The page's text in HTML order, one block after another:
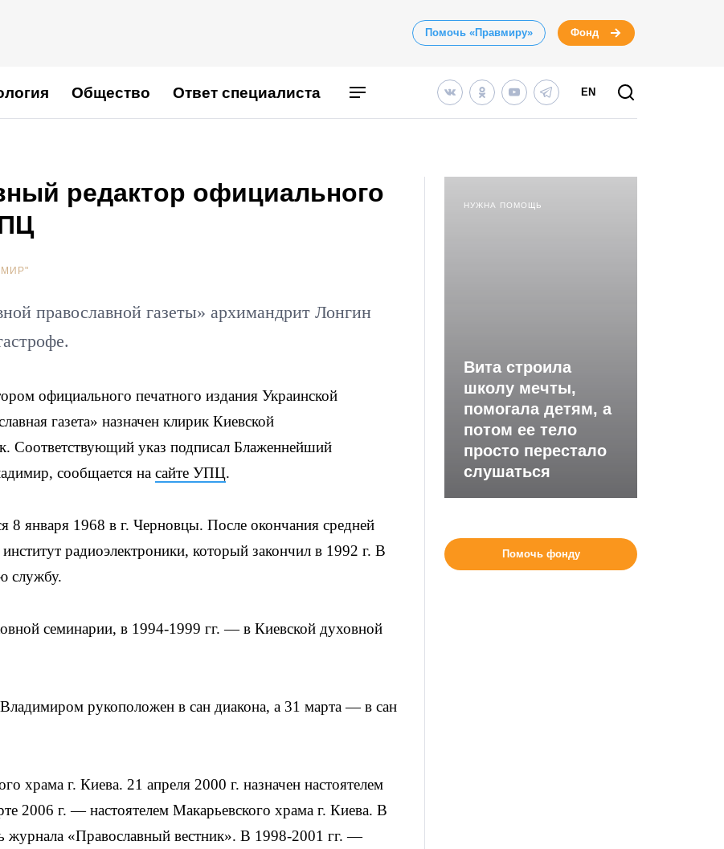
Помочь «Правмиру» Фонд
Общество Ответ специалиста EN
редактор официального
православной газеты» архимандрит Лонгин
официального печатного издания Украинской
газета» назначен клирик Киевской
Соответствующий указ подписал Блаженнейший
сообщается на сайте УПЦ.
8 января 1968 в г. Черновцы. После окончания средней
радиоэлектроники, который закончил в 1992 г. В
службу.
семинарии, в 1994-1999 гг. — в Киевской духовной
рукоположен в сан диакона, а 31 марта — в сан
храма г. Киева. 21 апреля 2000 г. назначен настоятелем
2006 г. — настоятелем Макарьевского храма г. Киева. В
журнала «Православный вестник». В 1998-2001 гг. —
НУЖНА ПОМОЩЬ
Вита строила
школу мечты,
помогала детям, а
потом ее тело
просто перестало
слушаться
Помочь фонду